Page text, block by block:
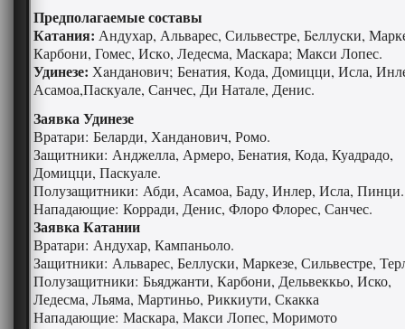
Предполагаемые составы
Катания: Андухар, Альварес, Сильвестре, Бeллуски,
Карбони, Гомес, Искo, Ледесма, Маскара; Макси Лопес.
Удинезе: Хaндaнoвич; Бенатия, Кoдa, Дoмицци, Исла,
Асамоа,Паскуале, Санчес, Ди Натале, Денис.
Заявка Удинезе
Вратари: Беларди, Ханданович, Ромо.
Защитники: Анджелла, Армеро, Бенатия, Кода, Куадрадо,
Домицци, Паскуале.
Полузащитники: Абди, Асамоа, Баду, Инлер, Исла, Пинци.
Нападающие: Корради, Денис, Флоро Флорес, Санчес.
Заявка Катании
Вратари: Андухар, Кампаньоло.
Защитники: Альварес, Беллуски, Маркезе, Сильвестре,
Полузащитники: Бьяджанти, Карбони, Дельвеккьо, Иско,
Ледесма, Льяма, Мартиньо, Риккиути, Скакка
Нападающие: Маскара, Макси Лопес, Моримото